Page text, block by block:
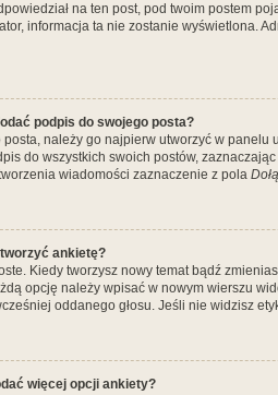
na ten post, pod twoim postem
informacja ta nie zostanie wyświetlona.
podpis do swojego posta?
należy go najpierw utworzyć w panelu
do wszystkich swoich postów,
wiadomości zaznaczenie z pola
ankietę?
Kiedy tworzysz nowy temat bądź
opcję należy wpisać w nowym wierszu
oddanego głosu. Jeśli nie widzisz
więcej opcji ankiety?